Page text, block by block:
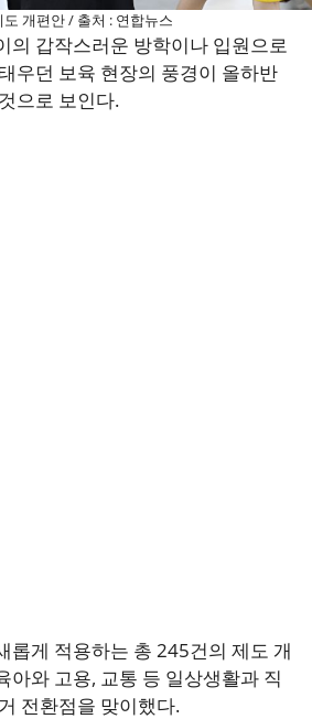
도 개편안 / 출처 : 연합뉴스
의 갑작스러운 방학이나 입원으로
우던 보육 현장의 풍경이 올하반
으로 보인다.
롭게 적용하는 총 245건의 제도 개
아와 고용, 교통 등 일상생활과 직
전환점을 맞이했다.